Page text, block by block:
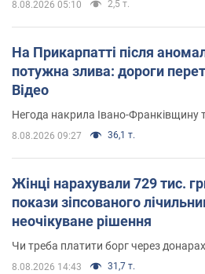
8.08.2026 05:10 2,5 т.
На Прикарпатті після
потужна злива: дороги
Відео
Негода накрила Івано-Франківщину
8.08.2026 09:27 36,1 т.
Жінці нарахували 729 тис.
покази зіпсованого
неочікуване рішення
Чи треба платити борг через
8.08.2026 14:43 31,7 т.